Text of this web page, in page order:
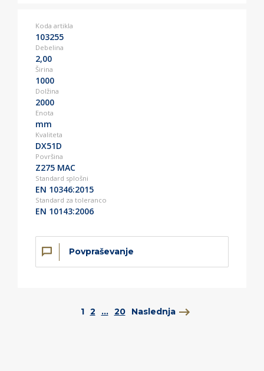
Koda artikla
103255
Debelina
2,00
Širina
1000
Dolžina
2000
Enota
mm
Kvaliteta
DX51D
Površina
Z275 MAC
Standard splošni
EN 10346:2015
Standard za toleranco
EN 10143:2006
Povpraševanje
1 2 ... 20 Naslednja